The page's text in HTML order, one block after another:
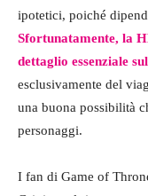
ipotetici, poiché
Sfortunatamente, la
dettaglio essenziale
esclusivamente del
una buona possibilità
personaggi.
I fan di Game of